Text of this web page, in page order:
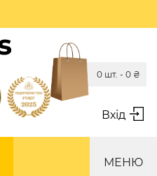
Вхід
0 шт. - 0 ₴
МЕНЮ